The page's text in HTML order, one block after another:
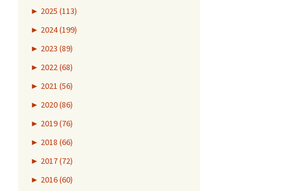
► 2025 (113)
► 2024 (199)
► 2023 (89)
► 2022 (68)
► 2021 (56)
► 2020 (86)
► 2019 (76)
► 2018 (66)
► 2017 (72)
► 2016 (60)